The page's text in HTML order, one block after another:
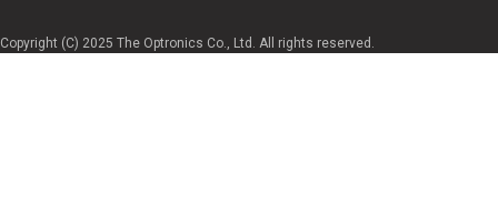
Copyright (C) 2025 The Optronics Co., Ltd. All rights reserved.